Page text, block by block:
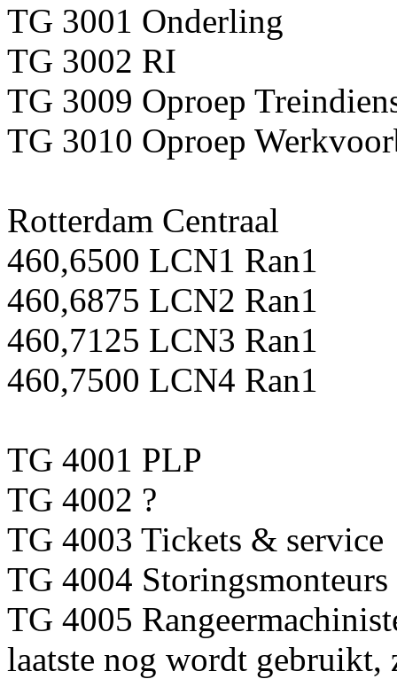
TG 3001 Onderling
TG 3002 RI
TG 3009 Oproep
TG 3010 Oproep
Rotterdam Centraal
460,6500 LCN1 Ran1
460,6875 LCN2 Ran1
460,7125 LCN3 Ran1
460,7500 LCN4 Ran1
TG 4001 PLP
TG 4002 ?
TG 4003 Tickets & service
TG 4004 Storingsmonteurs
TG 4005
laatste nog wordt gebruikt,